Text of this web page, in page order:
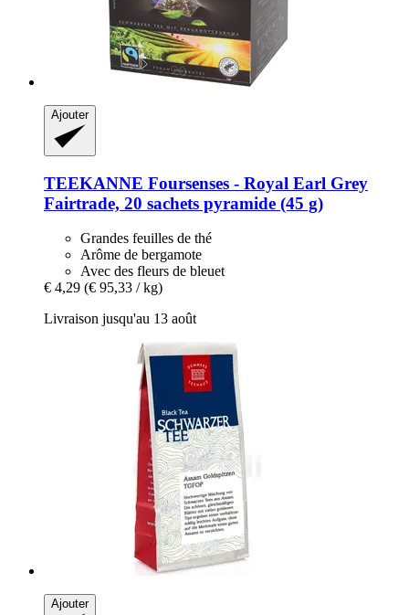
Ajouter
TEEKANNE Foursenses -​ Royal Earl Grey
Fairtrade, 20 sachets pyramide (45 g)
Grandes feuilles de thé
Arôme de bergamote
Avec des fleurs de bleuet
€ 4,29 (€ 95,33 / kg)
Livraison jusqu'au 13 août
Ajouter